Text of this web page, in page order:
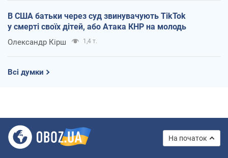
В США батьки через суд звинувачують TikTok
у смерті своїх дітей, або Атака КНР на молодь
Олександр Кірш 1,4 т.
Всі думки
На початок